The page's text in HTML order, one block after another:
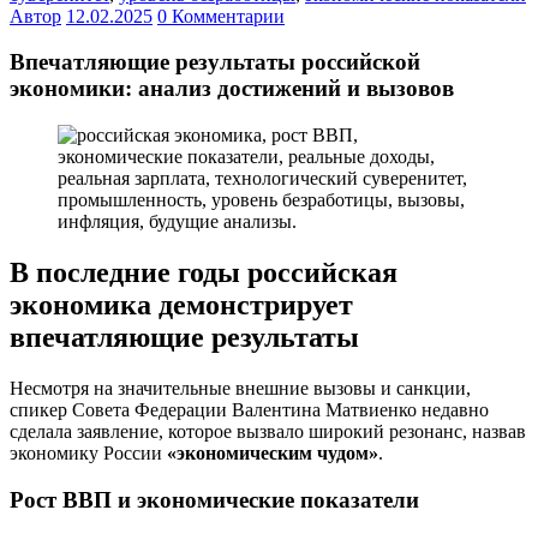
Автор 12.02.2025 0 Комментарии
Впечатляющие результаты российской
экономики: анализ достижений и вызовов
В последние годы российская
экономика демонстрирует
впечатляющие результаты
Несмотря на значительные внешние вызовы и санкции,
спикер Совета Федерации Валентина Матвиенко недавно
сделала заявление, которое вызвало широкий резонанс, назвав
экономику России «экономическим чудом».
Рост ВВП и экономические показатели